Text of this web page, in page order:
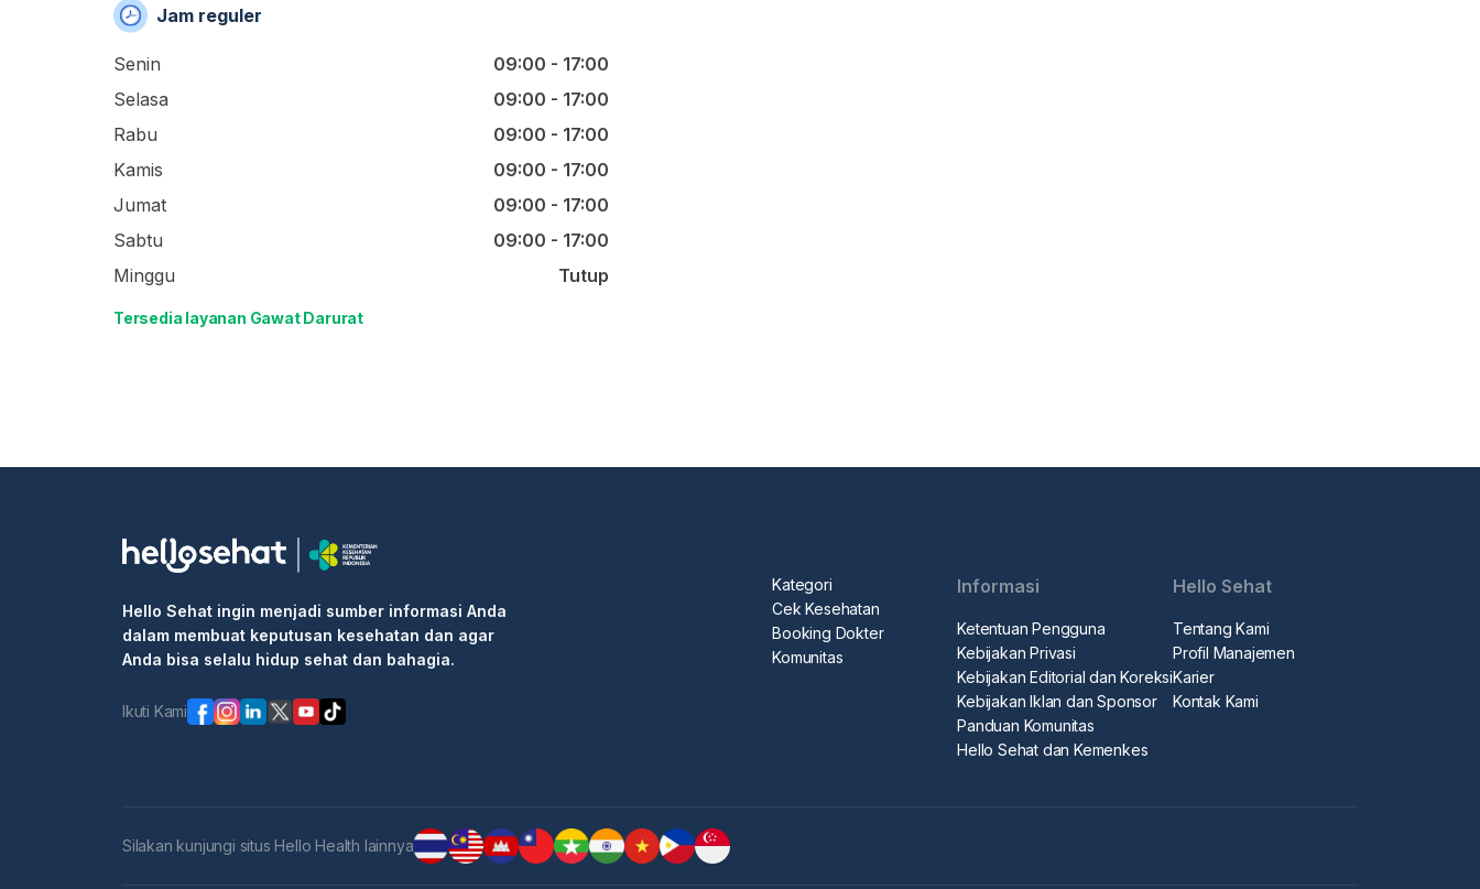
Jam reguler
Senin
09:00 - 17:00
Selasa
09:00 - 17:00
Rabu
09:00 - 17:00
Kamis
09:00 - 17:00
Jumat
09:00 - 17:00
Sabtu
09:00 - 17:00
Minggu
Tutup
Tersedia layanan Gawat Darurat
Hello Sehat ingin menjadi sumber informasi Anda
dalam membuat keputusan kesehatan dan agar
Anda bisa selalu hidup sehat dan bahagia.
Ikuti Kami
Kategori
Cek Kesehatan
Booking Dokter
Komunitas
Informasi
Ketentuan Pengguna
Kebijakan Privasi
Kebijakan Editorial dan Koreksi
Kebijakan Iklan dan Sponsor
Panduan Komunitas
Hello Sehat dan Kemenkes
Hello Sehat
Tentang Kami
Profil Manajemen
Karier
Kontak Kami
Silakan kunjungi situs Hello Health lainnya